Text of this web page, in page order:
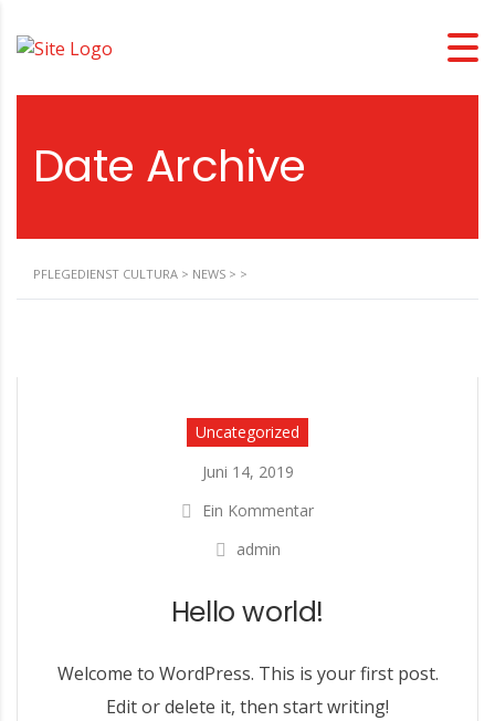
Date Archive
PFLEGEDIENST CULTURA > NEWS > >
Uncategorized
Juni 14, 2019
Ein Kommentar
admin
Hello world!
Welcome to WordPress. This is your first post.
Edit or delete it, then start writing!